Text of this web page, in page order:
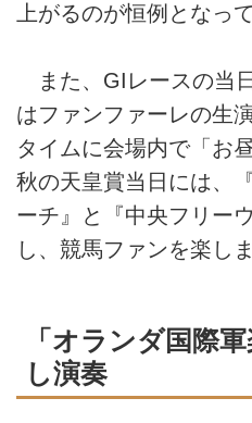
上がるのが恒例となっ
また、GIレースの当
はファンファーレの生
タイムに会場内で「お
秋の天皇賞当日には、
ーチ』と『中央フリー
し、競馬ファンを楽し
「オランダ国際
し演奏